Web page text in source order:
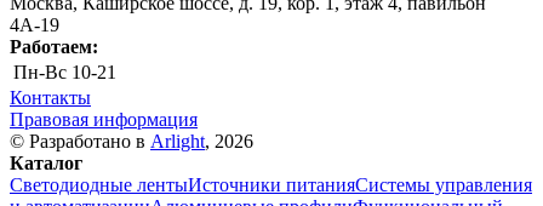
4А-19
Работаем:
Пн-Вс 10-21
Контакты
Правовая информация
© Разработано в Arlight, 2026
Каталог
Светодиодные лентыИсточники питанияСистемы управления